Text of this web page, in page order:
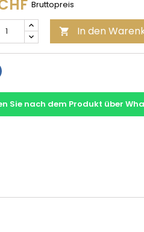
Bruttopreis
 In den
Sie nach dem Produkt über